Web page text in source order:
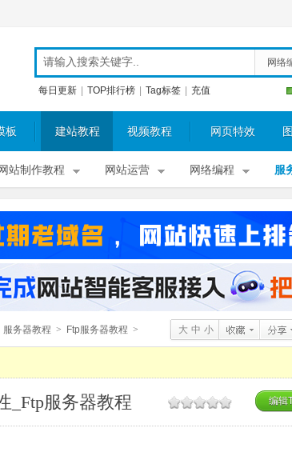
网络
每日更新 TOP排行榜 Tag标签 充值
板 建站教程 视频教程 网页特效
网站制作教程 网站运营 网络编程 服
服务器教程 > Ftp服务器教程 > 大 中 小
_Ftp服务器教程 编辑